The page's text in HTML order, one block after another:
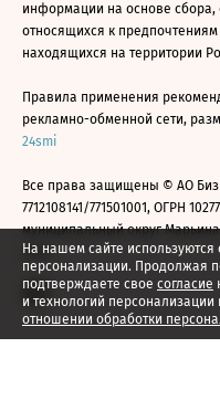
На нашем сайте
персонализации. Продолжая
подтверждаете свое согласие
и технологий персонализации
отношении обработки
информации на основе сбора,
относящихся к
находящихся на территории
Правила применения
рекламно-обменной сети,
24smi
Все права защищены © АО
7712108141/771501001, ОГРН
муниципальный округ
2026